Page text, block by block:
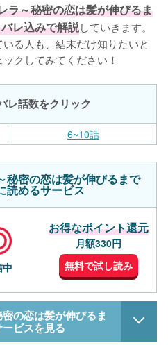
ラ～秘密の恋は髪が伸びるま
レ込みで解説していきます。
る人も、結末だけ知りたいと
クしてみてください！
レ話数をクリック
6~10話
秘密の恋は髪が伸びるまで
読めるサービス
お得なポイント還元
月額330円
無料で試し読み
の恋は髪が伸びるま
ビスを見る